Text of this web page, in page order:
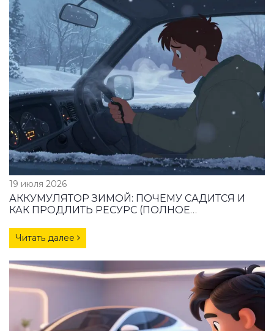
19 июля 2026
АККУМУЛЯТОР ЗИМОЙ: ПОЧЕМУ САДИТСЯ И
КАК ПРОДЛИТЬ РЕСУРС (ПОЛНОЕ
Читать далее